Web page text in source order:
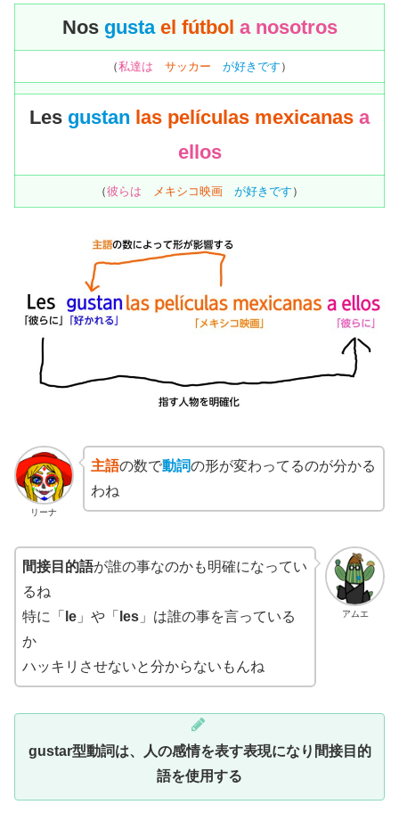
Nos gusta el fútbol a nosotros
（私達は サッカー が好きです ）
Les gustan las películas mexicanas a
ellos
（彼らは メキシコ映画 が好きです ）
リーナ
主語の数で動詞の形が変わってるのが分かる
わね
アムエ
間接目的語が誰の事なのかも明確になってい
るね
特に「 le 」や「 les 」は誰の事を言っている
か
ハッキリさせないと分からないもんね
gustar型動詞は、人の感情を表す表現になり間接目的
語を使用する